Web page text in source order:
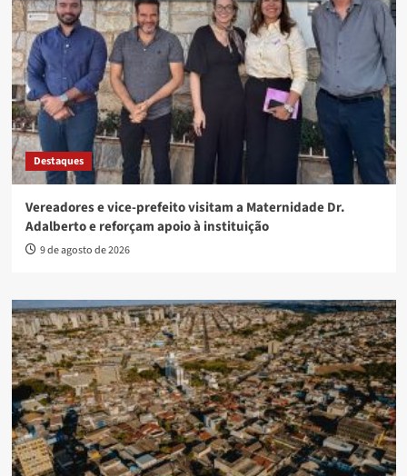
Destaques
Vereadores e vice-prefeito visitam a Maternidade Dr.
Adalberto e reforçam apoio à instituição
9 de agosto de 2026